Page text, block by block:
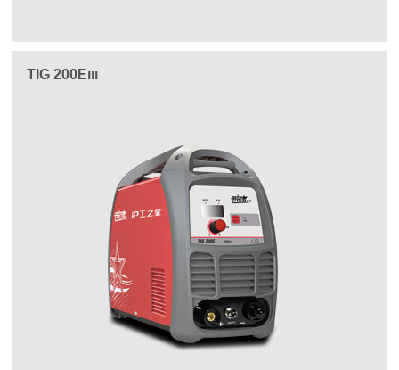
TIG 200Eııı